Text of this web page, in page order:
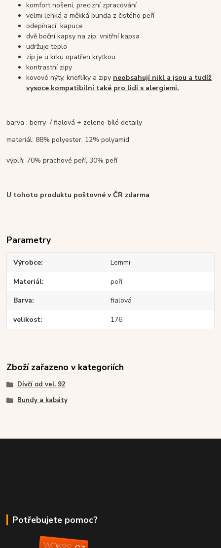
komfort nošení, precizní zpracování
velmi lehká a měkká bunda z čistého peří
odepínací kapuce
dvě boční kapsy na zip, vnitřní kapsa
udržuje teplo
zip je u krku opatřen krytkou
kontrastní zipy
kovové nýty, knoflíky a zipy neobsahují nikl a jsou a tudíž
vysoce kompatibilní také pro lidi s alergiemi.
barva : berry / fialová + zeleno-bílé detaily
materiál: 88% polyester, 12% polyamid
výplň: 70% prachové peří, 30% peří
U tohoto produktu poštovné v ČR zdarma
Parametry
Výrobce Lemmi
Materiál peří
Barva fialová
velikost 176
Zboží zařazeno v kategoriích
Dívčí od vel. 92
Bundy a kabáty
Potřebujete pomoc?